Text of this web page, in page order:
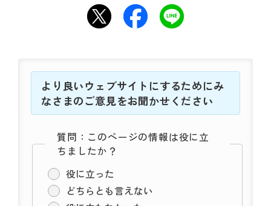
より良いウェブサイトにするためにみ
なさまのご意見をお聞かせください
質問：このページの情報は役に立
ちましたか？
役に立った
どちらとも言えない